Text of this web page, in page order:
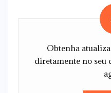
Obtenha
diretamente no seu